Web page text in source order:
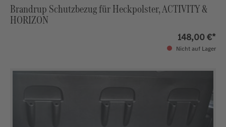
Brandrup Schutzbezug für Heckpolster, ACTIVITY &
HORIZON
148,00 €*
Nicht auf Lager